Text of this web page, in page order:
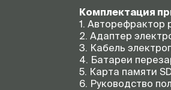
Комплектация
1. Авторефрактор
2. Адаптер
3. Кабель
4. Батареи
5. Карта памяти
6. Руководство